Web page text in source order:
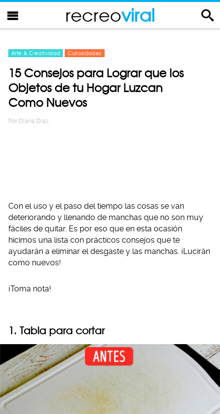
recreoviral
Arte & Creatividad Curiosidades
15 Consejos para Lograr que los
Objetos de tu Hogar Luzcan
Como Nuevos
Por Diana Diaz
Con el uso y el paso del tiempo las cosas se van
deteriorando y llenando de manchas que no son muy
fáciles de quitar. Es por eso que en esta ocasión
hicimos una lista con prácticos consejos que te
ayudarán a eliminar el desgaste y las manchas. ¡Lucirán
como nuevos!
¡Toma nota!
1. Tabla para cortar